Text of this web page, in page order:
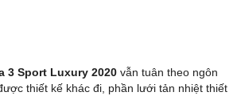
3 Sport Luxury 2020 vẫn tuân theo ngôn
thiết kế khác đi, phần lưới tản nhiệt thiết